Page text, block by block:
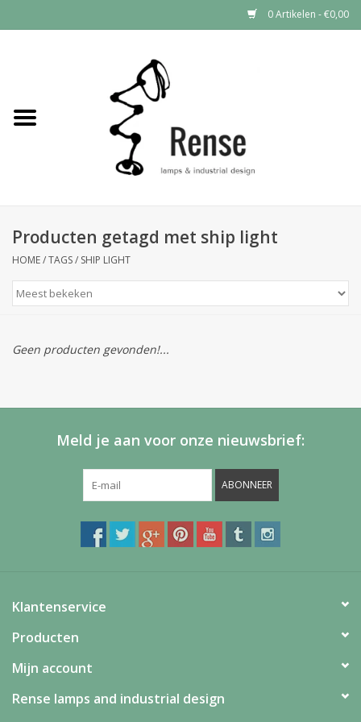
0 Artikelen - €0,00
Industrial lamps
Producten getagd met ship light
HOME/TAGS/ SHIP LIGHT
Geen producten gevonden!...
Meld je aan voor onze nieuwsbrief:
ABONNEER
Klantenservice
Producten
Mijn account
Rense lamps and industrial design